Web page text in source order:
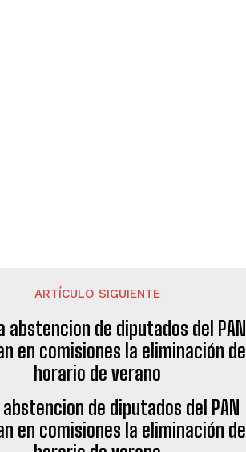
ARTÍCULO SIGUIENTE
abstencion de diputados del PAN
en comisiones la eliminación del
horario de verano